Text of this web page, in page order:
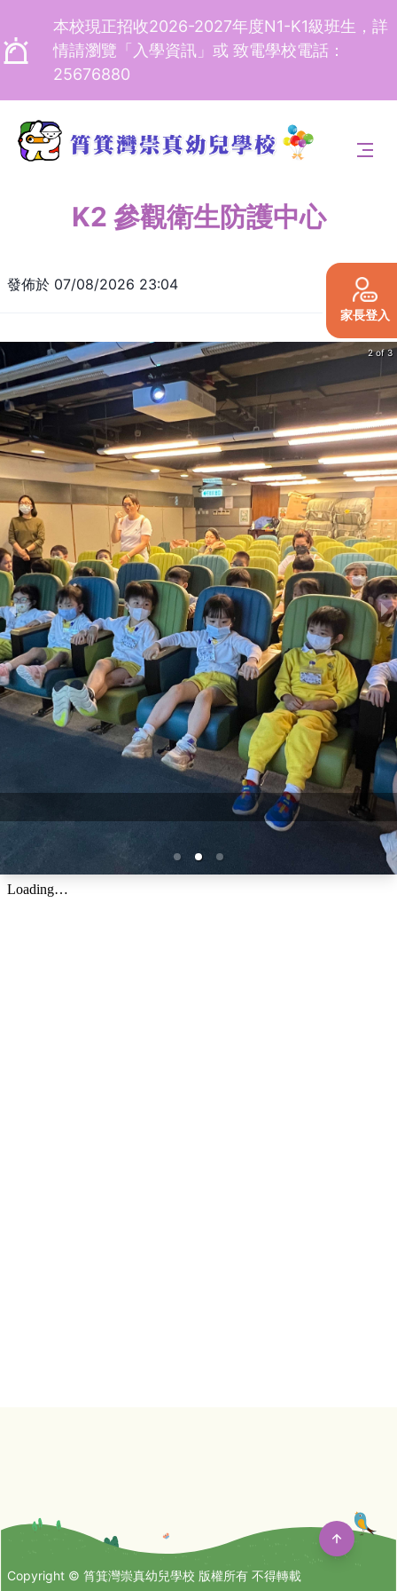
本校現正招收2026-2027年度N1-K1級班生，詳
情請瀏覽「入學資訊」或 致電學校電話：
25676880
家長登入
K2 參觀衛生防護中心
發佈於 07/08/2026 23:04
2 of 3
Copyright © 筲箕灣崇真幼兒學校 版權所有 不得轉載